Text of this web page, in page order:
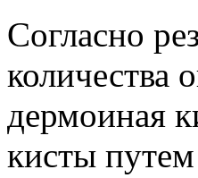
Согласно
количества
дермоиная
кисты